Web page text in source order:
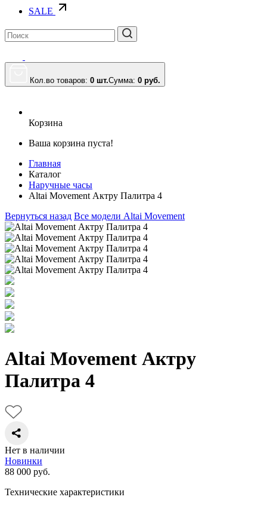
SALE
Кол.во товаров: 0 шт.Сумма: 0 руб.
Корзина
Ваша корзина пуста!
Главная
Каталог
Наручные часы
Altai Movement Актру Палитра 4
Вернуться назад Все модели Altai Movement
Altai Movement Актру
Палитра 4
Нет в наличии
Новинки
88 000 руб.
Технические характеристики